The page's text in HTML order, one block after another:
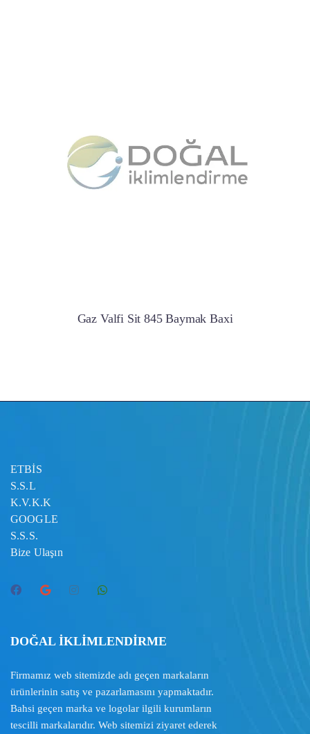
Gaz Valfi Sit 845 Baymak Baxi
ETBİS
S.S.L
K.V.K.K
GOOGLE
S.S.S.
Bize Ulaşın
DOĞAL İKLİMLENDİRME
Firmamız web sitemizde adı geçen markaların
ürünlerinin satış ve pazarlamasını yapmaktadır.
Bahsi geçen marka ve logolar ilgili kurumların
tescilli markalarıdır. Web sitemizi ziyaret ederek